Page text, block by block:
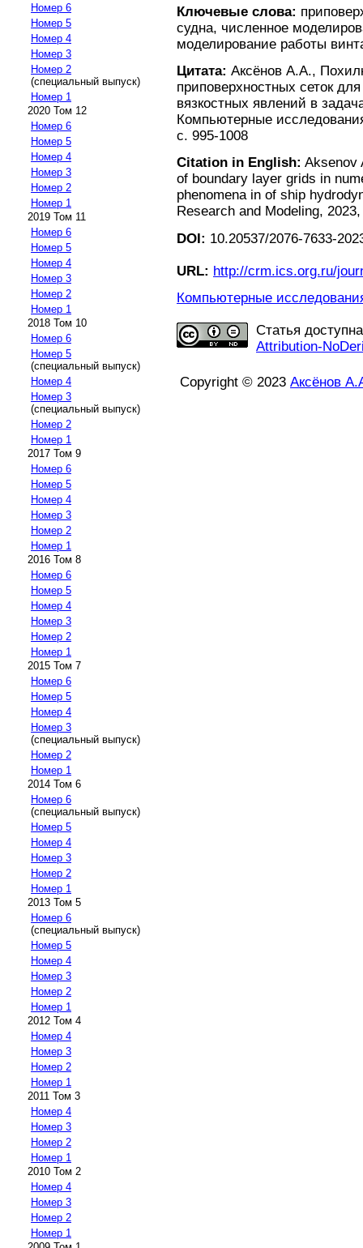
Номер 6
Номер 5
Номер 4
Номер 3
Номер 2
(специальный выпуск)
Номер 1
2020 Том 12
Номер 6
Номер 5
Номер 4
Номер 3
Номер 2
Номер 1
2019 Том 11
Номер 6
Номер 5
Номер 4
Номер 3
Номер 2
Номер 1
2018 Том 10
Номер 6
Номер 5
(специальный выпуск)
Номер 4
Номер 3
(специальный выпуск)
Номер 2
Номер 1
2017 Том 9
Номер 6
Номер 5
Номер 4
Номер 3
Номер 2
Номер 1
2016 Том 8
Номер 6
Номер 5
Номер 4
Номер 3
Номер 2
Номер 1
2015 Том 7
Номер 6
Номер 5
Номер 4
Номер 3
(специальный выпуск)
Номер 2
Номер 1
2014 Том 6
Номер 6
(специальный выпуск)
Номер 5
Номер 4
Номер 3
Номер 2
Номер 1
2013 Том 5
Номер 6
(специальный выпуск)
Номер 5
Номер 4
Номер 3
Номер 2
Номер 1
2012 Том 4
Номер 4
Номер 3
Номер 2
Номер 1
2011 Том 3
Номер 4
Номер 3
Номер 2
Номер 1
2010 Том 2
Номер 4
Номер 3
Номер 2
Номер 1
Ключевые слова:
судна, численное
моделирование работы
Цитата: Аксёнов А.А.,
приповерхностных сеток
вязкостных явлений в
Компьютерные
с. 995-1008
Citation in English: Aksenov
of boundary layer grids in
phenomena in of ship
Research and Modeling,
DOI: 10.20537/2076-7633-
URL: http://crm.ics.org.ru/
Компьютерные
Статья
Attribution-
Copyright © 2023 Аксёнов